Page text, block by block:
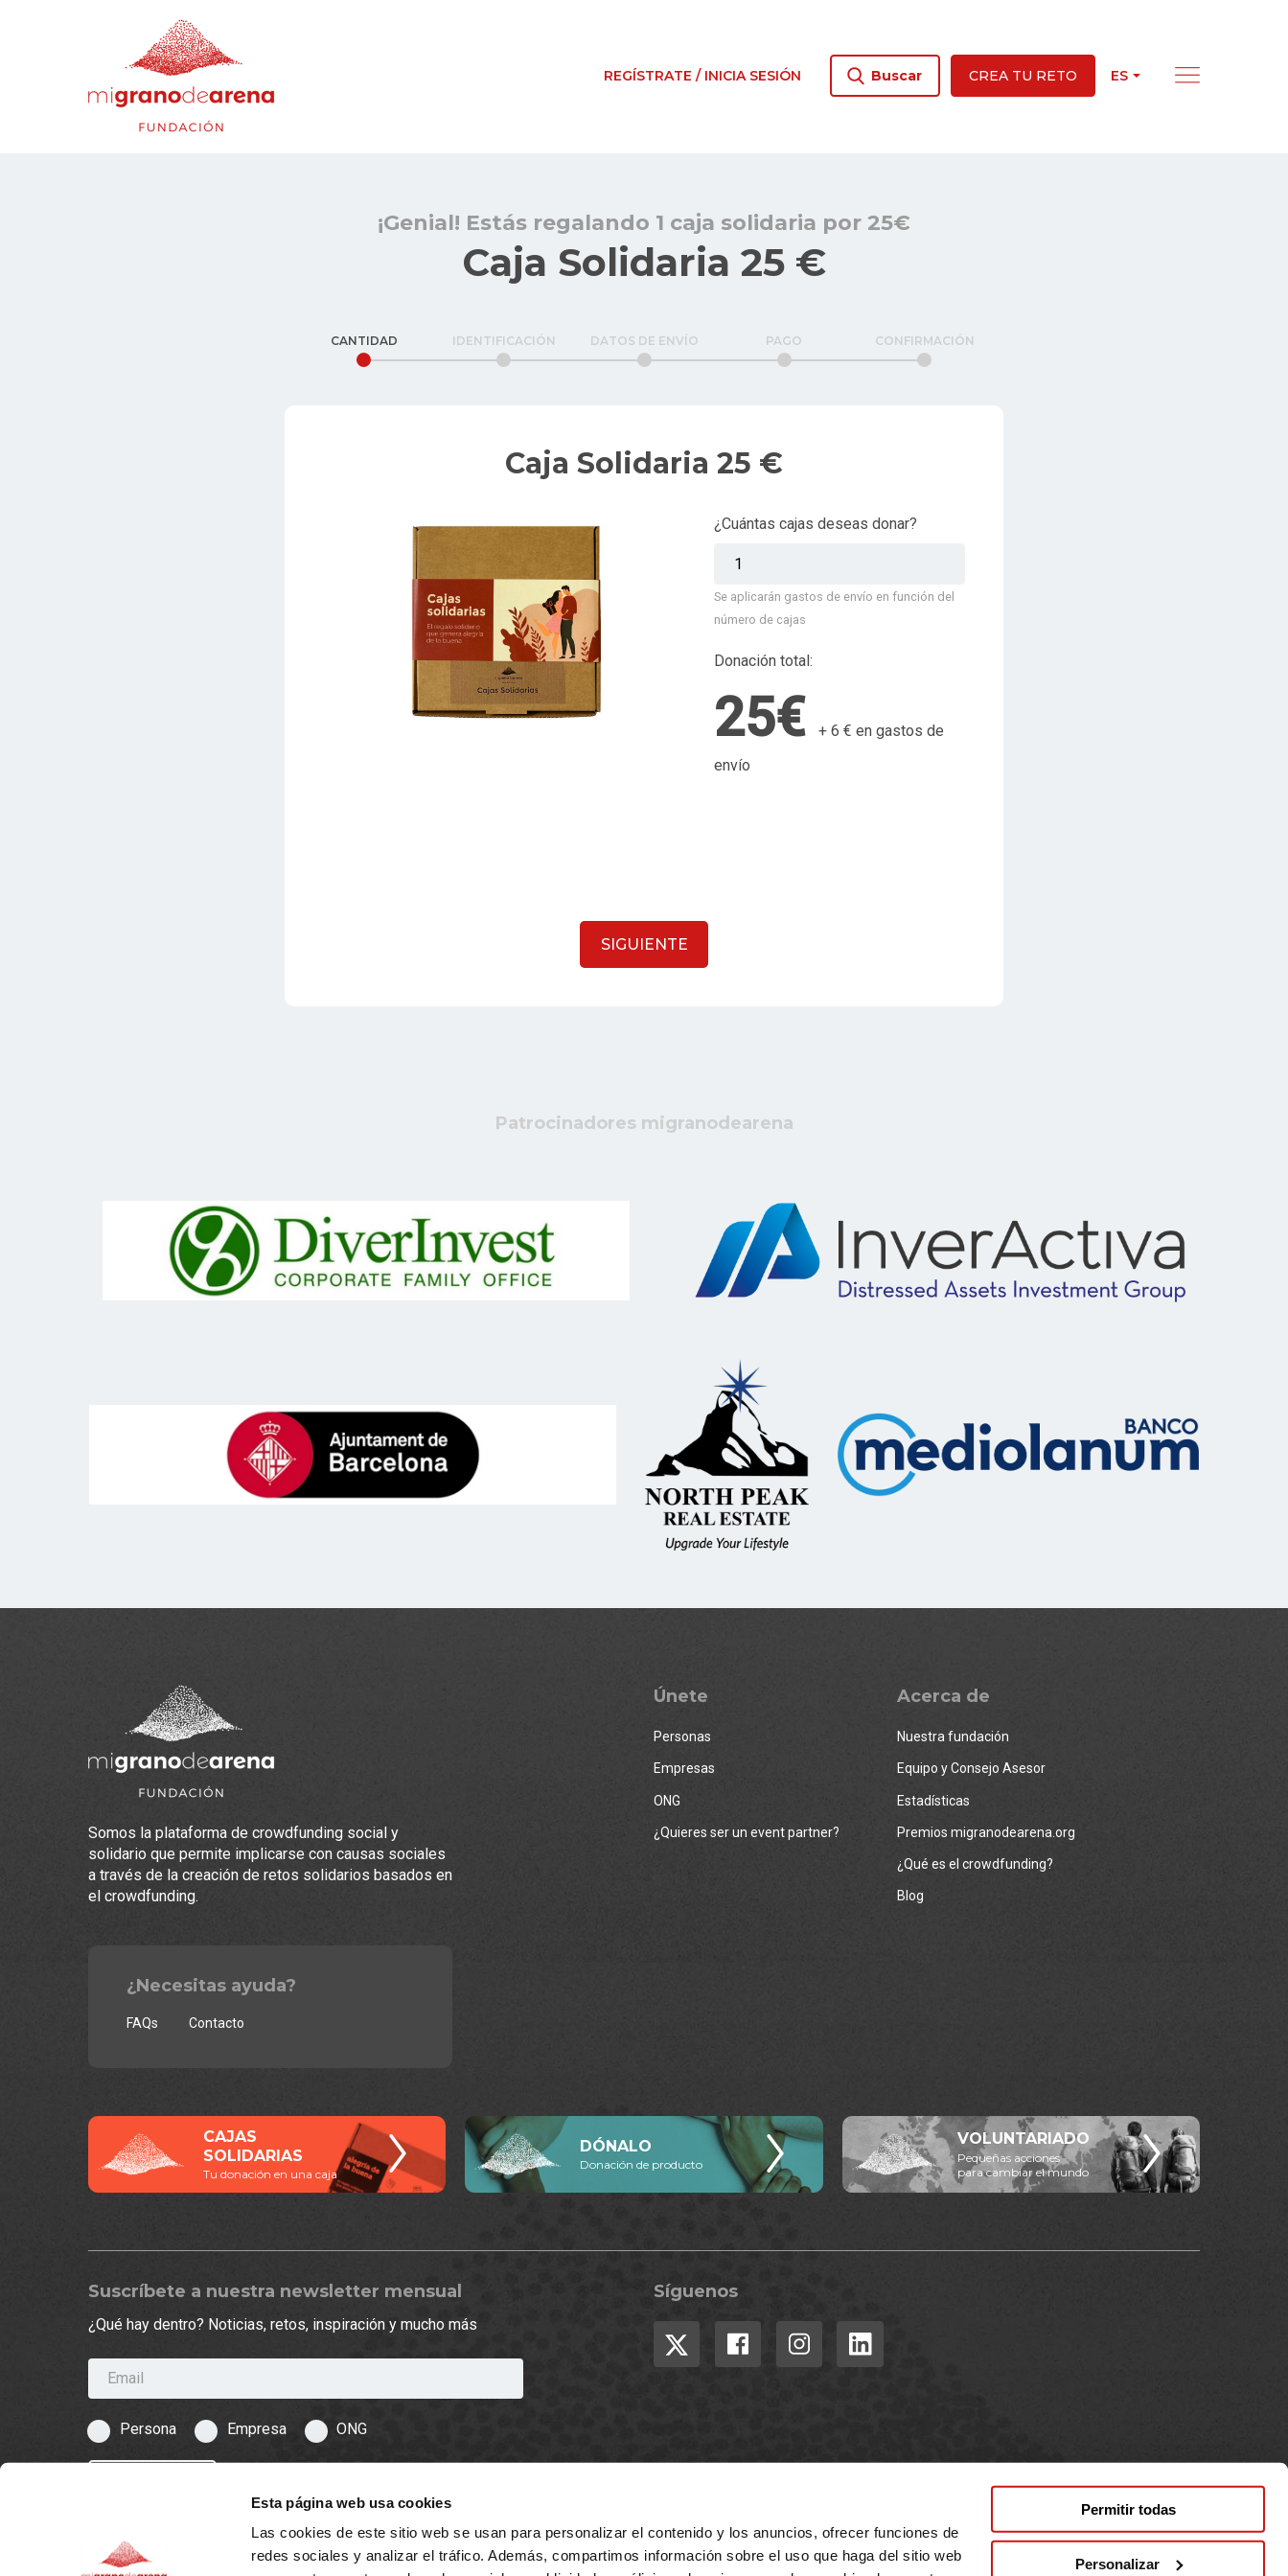
Esta página web usa cookies
Las cookies de este sitio web se usan para personalizar el contenido y los anuncios, ofrecer funciones de
redes sociales y analizar el tráfico. Además, compartimos información sobre el uso que haga del sitio web
Permitir todas
Personalizar
REGÍSTRATE / INICIA SESIÓN Buscar CREA TU RETO ES
¡Genial! Estás regalando 1 caja solidaria por 25€
Caja Solidaria 25 €
CANTIDAD IDENTIFICACIÓN DATOS DE ENVÍO PAGO CONFIRMACIÓN
Caja Solidaria 25 €
¿Cuántas cajas deseas donar?
Se aplicarán gastos de envío en función del
número de cajas
Donación total:
25€+6 € en gastos de
envío
SIGUIENTE
Patrocinadores migranodearena
Somos la plataforma de crowdfunding social y
solidario que permite implicarse con causas sociales
a través de la creación de retos solidarios basados en
el crowdfunding.
¿Necesitas ayuda?
FAQs Contacto
Únete
Personas
Empresas
ONG
¿Quieres ser un event partner?
Acerca de
Nuestra fundación
Equipo y Consejo Asesor
Estadísticas
Premios migranodearena.org
¿Qué es el crowdfunding?
Blog
CAJAS
SOLIDARIAS
Tu donación en una caja
DÓNALO
Donación de producto
VOLUNTARIADO
Pequeñas acciones
para cambiar el mundo
Suscríbete a nuestra newsletter mensual
¿Qué hay dentro? Noticias, retos, inspiración y mucho más
Email
Persona Empresa ONG
Síguenos